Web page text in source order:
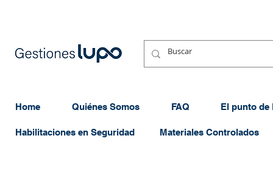
Home Quiénes Somos FAQ El punto de
Habilitaciones en Seguridad Materiales Controlados